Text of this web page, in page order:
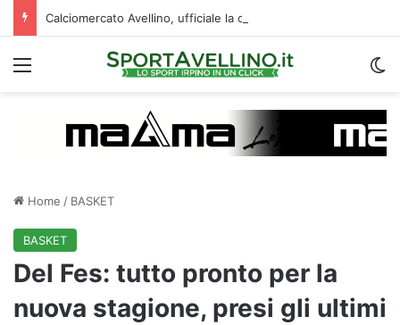
Menu
Home / BASKET
BASKET
Del Fes: tutto pronto per la
nuova stagione, presi gli ultimi